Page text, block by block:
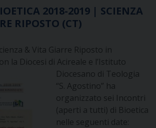
2018-2019 | SCIENZA
RIPOSTO (CT)
& Vita Giarre Riposto in
la Diocesi di Acireale e l’Istituto
Diocesano di Teologia
“S. Agostino” ha
organizzato sei Incontri
(aperti a tutti) di Bioetica
nelle seguenti date: